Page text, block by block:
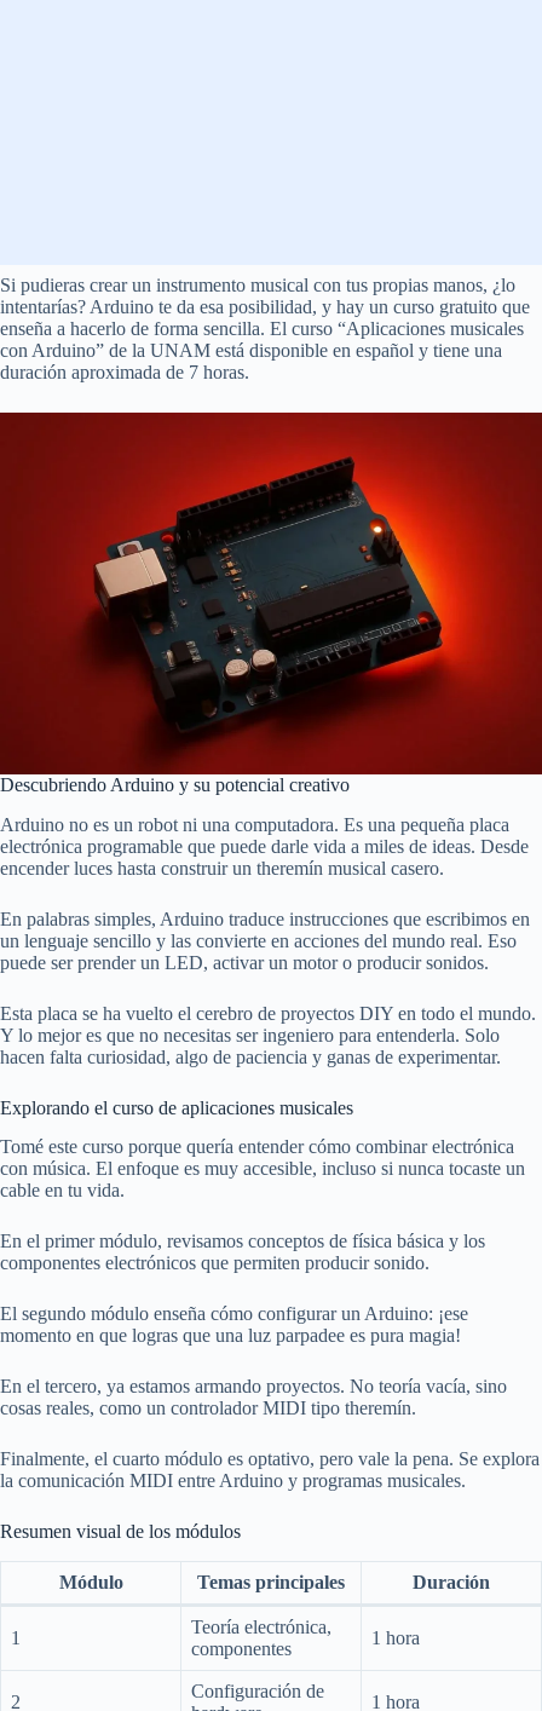
Si pudieras crear un instrumento musical con tus propias manos, ¿lo
intentarías? Arduino te da esa posibilidad, y hay un curso gratuito que
enseña a hacerlo de forma sencilla. El curso “Aplicaciones musicales
con Arduino” de la UNAM está disponible en español y tiene una
duración aproximada de 7 horas.
Descubriendo Arduino y su potencial creativo
Arduino no es un robot ni una computadora. Es una pequeña placa
electrónica programable que puede darle vida a miles de ideas. Desde
encender luces hasta construir un theremín musical casero.
En palabras simples, Arduino traduce instrucciones que escribimos en
un lenguaje sencillo y las convierte en acciones del mundo real. Eso
puede ser prender un LED, activar un motor o producir sonidos.
Esta placa se ha vuelto el cerebro de proyectos DIY en todo el mundo.
Y lo mejor es que no necesitas ser ingeniero para entenderla. Solo
hacen falta curiosidad, algo de paciencia y ganas de experimentar.
Explorando el curso de aplicaciones musicales
Tomé este curso porque quería entender cómo combinar electrónica
con música. El enfoque es muy accesible, incluso si nunca tocaste un
cable en tu vida.
En el primer módulo, revisamos conceptos de física básica y los
componentes electrónicos que permiten producir sonido.
El segundo módulo enseña cómo configurar un Arduino: ¡ese
momento en que logras que una luz parpadee es pura magia!
En el tercero, ya estamos armando proyectos. No teoría vacía, sino
cosas reales, como un controlador MIDI tipo theremín.
Finalmente, el cuarto módulo es optativo, pero vale la pena. Se explora
la comunicación MIDI entre Arduino y programas musicales.
Resumen visual de los módulos
Módulo Temas principales Duración
1
Teoría electrónica,
componentes
1 hora
2
Configuración de
1 hora